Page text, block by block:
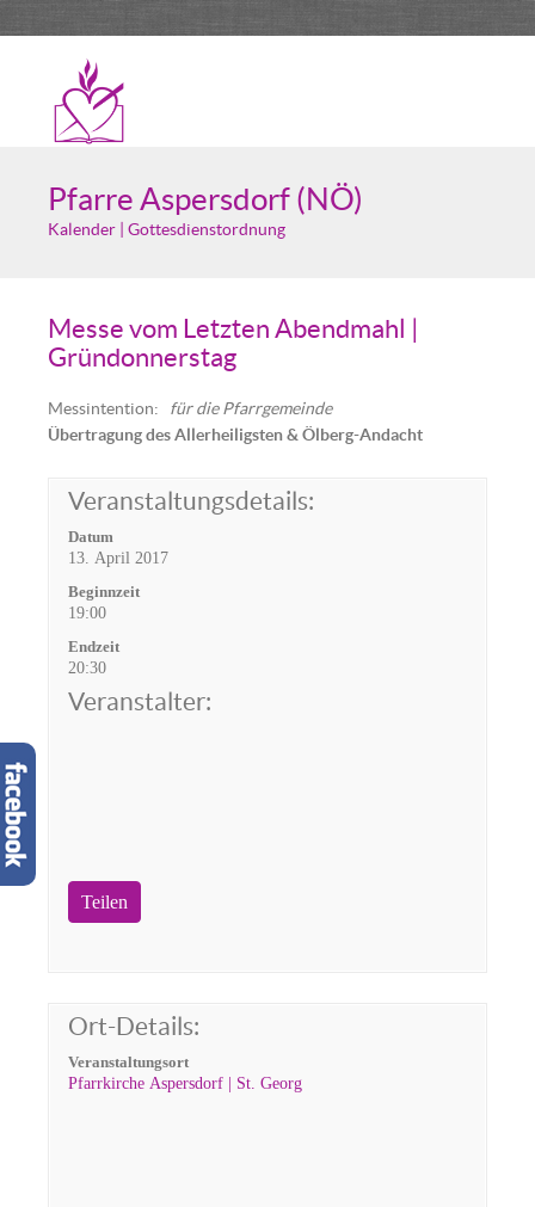
Pfarre Aspersdorf (NÖ)
Kalender | Gottesdienstordnung
Messe vom Letzten Abendmahl |
Gründonnerstag
Messintention: für die Pfarrgemeinde
Übertragung des Allerheiligsten & Ölberg-Andacht
Veranstaltungsdetails:
Datum
13. April 2017
Beginnzeit
19:00
Endzeit
20:30
Veranstalter:
Teilen
Ort-Details:
Veranstaltungsort
Pfarrkirche Aspersdorf | St. Georg